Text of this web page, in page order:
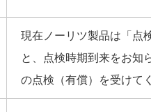
現在ノーリツ製品は「点
と、点検時期到来をお知
の点検（有償）を受けて